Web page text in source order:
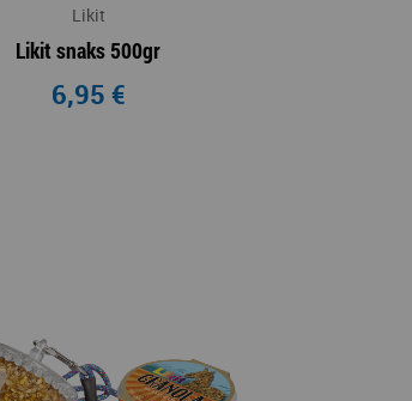
Likit
Likit snaks 500gr
6,95 €